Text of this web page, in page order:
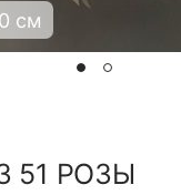
см
51 РОЗЫ